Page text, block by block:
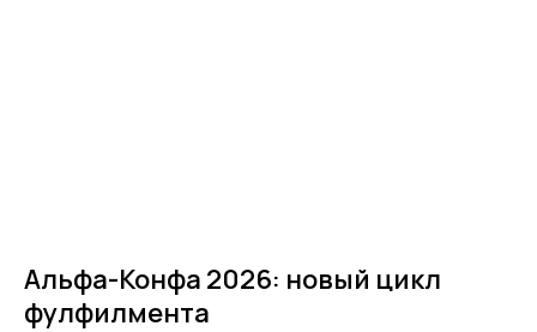
Альфа-Конфа 2026: новый цикл
фулфилмента